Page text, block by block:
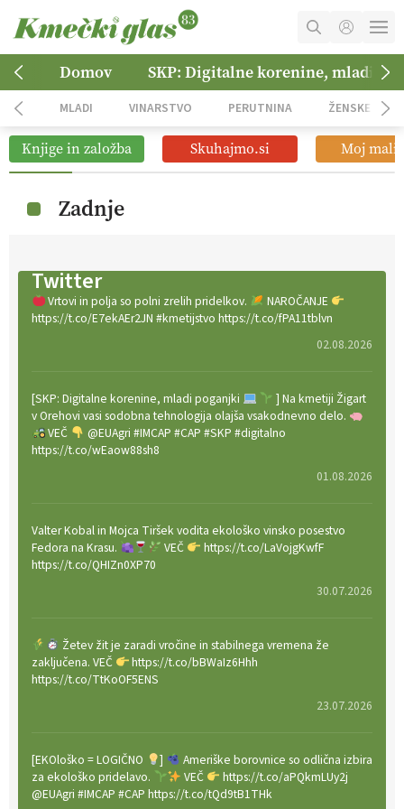
MOJ RAČUN
NAROČITE SE
OGLASNO TRŽENJE
Domov SKP: Digitalne korenine, mladi
MLADI VINARSTVO PERUTNINA ŽENSKE
Knjige in založba Skuhajmo.si Moj mali
Zadnje
Twitter
Vrtovi in polja so polni zrelih pridelkov.
NAROČANJE
https://t.co/E7ekAEr2JN #kmetijstvo https://t.co/fPA11tblvn
02.08.2026
[SKP: Digitalne korenine, mladi poganjki
] Na kmetiji Žigart
v Orehovi vasi sodobna tehnologija olajša vsakodnevno delo.
VEČ
@EUAgri #IMCAP #CAP #SKP #digitalno
https://t.co/wEaow88sh8
01.08.2026
Valter Kobal in Mojca Tiršek vodita ekološko vinsko posestvo
Fedora na Krasu.
VEČ
https://t.co/LaVojgKwfF
https://t.co/QHIZn0XP70
30.07.2026
Žetev žit je zaradi vročine in stabilnega vremena že
zaključena. VEČ
https://t.co/bBWaIz6Hhh
https://t.co/TtKoOF5ENS
23.07.2026
[EKOloško = LOGIČNO ]
Ameriške borovnice so odlična izbira
za ekološko pridelavo.
VEČ
https://t.co/aPQkmLUy2j
@EUAgri #IMCAP #CAP https://t.co/tQd9tB1THk